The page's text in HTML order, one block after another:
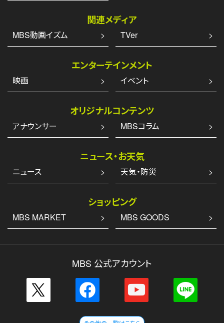
関連メディア
MBS動画イズム TVer
エンターテインメント
映画 イベント
オリジナルコンテンツ
アナウンサー MBSコラム
ニュース・お天気
ニュース 天気・防災
ショッピング
MBS MARKET MBS GOODS
MBS 公式アカウント